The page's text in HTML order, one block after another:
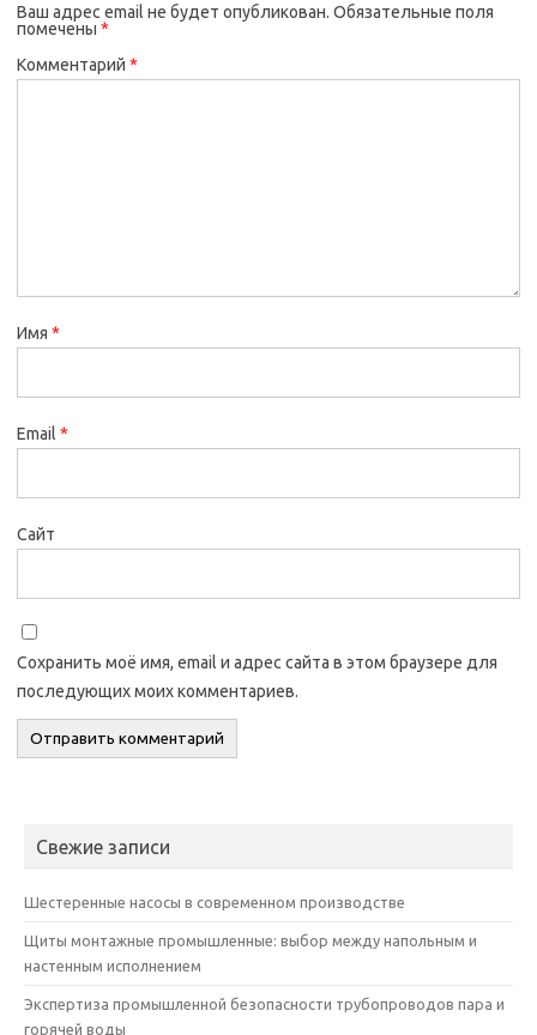
Ваш адрес email не будет опубликован. Обязательные поля
помечены *
Комментарий *
Имя *
Email *
Сайт
Сохранить моё имя, email и адрес сайта в этом браузере для
последующих моих комментариев.
Свежие записи
Шестеренные насосы в современном производстве
Щиты монтажные промышленные: выбор между напольным и
настенным исполнением
Экспертиза промышленной безопасности трубопроводов пара и
горячей воды